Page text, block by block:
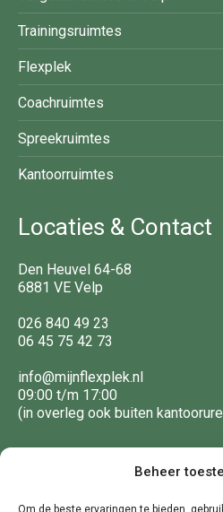
Beheer
Om de beste ervaringen te bieden,
Trainingsruimtes
Flexplek
Coachruimtes
Spreekruimtes
Kantoorruimtes
Locaties & Contact
Den Heuvel 64-68
6881 VE Velp
026 840 49 23
06 45 75 42 73
info@mijnflexplek.nl
09:00 t/m 17:00
(in overleg ook buiten